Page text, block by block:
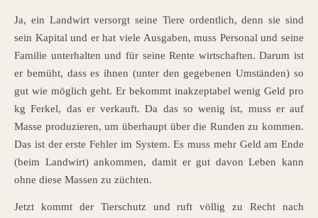
Ja, ein Landwirt versorgt seine Tiere ordentlich, denn sie sind
sein Kapital und er hat viele Ausgaben, muss Personal und seine
Familie unterhalten und für seine Rente wirtschaften. Darum ist
er bemüht, dass es ihnen (unter den gegebenen Umständen) so
gut wie möglich geht. Er bekommt inakzeptabel wenig Geld pro
kg Ferkel, das er verkauft. Da das so wenig ist, muss er auf
Masse produzieren, um überhaupt über die Runden zu kommen.
Das ist der erste Fehler im System. Es muss mehr Geld am Ende
(beim Landwirt) ankommen, damit er gut davon Leben kann
ohne diese Massen zu züchten.
Jetzt kommt der Tierschutz und ruft völlig zu Recht nach